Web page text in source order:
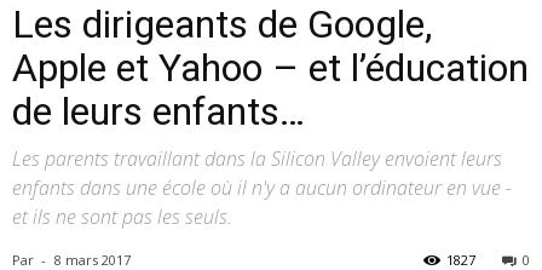
Les dirigeants de Google,
Apple et Yahoo – et l’éducation
de leurs enfants…
Les parents travaillant dans la Silicon Valley envoient leurs
enfants dans une école où il n'y a aucun ordinateur en vue -
et ils ne sont pas les seuls.
Par - 8 mars 2017 0
1827